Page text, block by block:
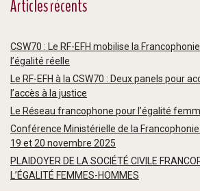
Articles récents
CSW70 : Le RF-EFH mobilise la
l’égalité réelle
Le RF-EFH à la CSW70 : Deux panels pour
l’accès à la justice
Le Réseau francophone pour l’égalité
Conférence Ministérielle de la
19 et 20 novembre 2025
PLAIDOYER DE LA SOCIÉTÉ CIVILE
L’ÉGALITÉ FEMMES-HOMMES